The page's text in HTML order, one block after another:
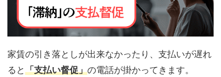
家賃の引き落としが出来なかったり、支払いが遅れ
ると「支払い督促」の電話が掛かってきます。